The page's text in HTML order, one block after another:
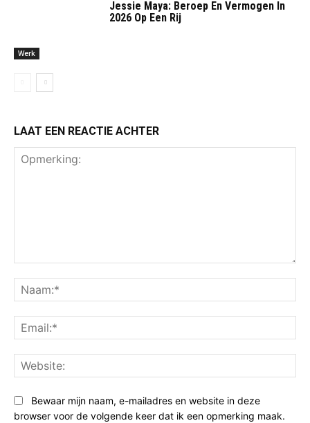
Werk
Jessie Maya: Beroep En Vermogen In
2026 Op Een Rij
LAAT EEN REACTIE ACHTER
Bewaar mijn naam, e-mailadres en website in deze
browser voor de volgende keer dat ik een opmerking maak.